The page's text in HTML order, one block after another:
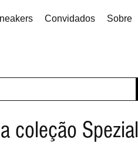
Convidados Sobre
coleção Spezial